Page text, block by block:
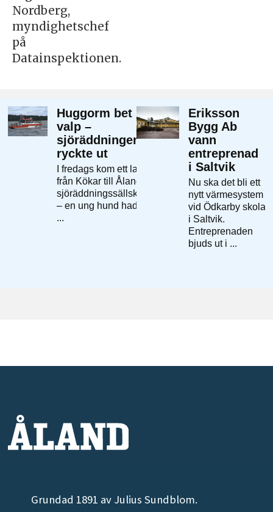
Nordberg,
myndighetschef
på
Datainspektionen.
Grundad 1891 av Julius Sundblom.